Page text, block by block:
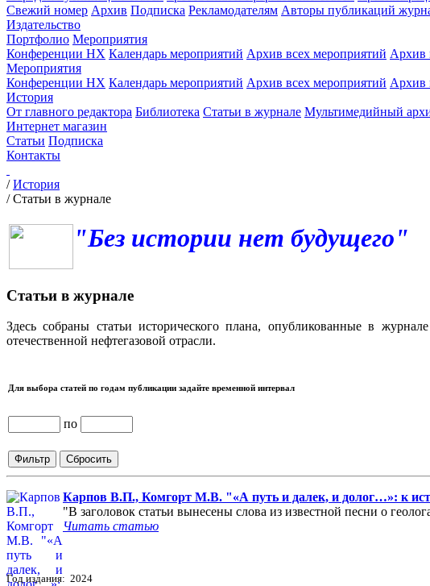
Свежий номер Архив Подписка Рекламодателям Авторы публикаций
Издательство
Портфолио Мероприятия
Конференции НХ Календарь мероприятий Архив всех мероприятий Архив
Мероприятия
Конференции НХ Календарь мероприятий Архив всех мероприятий Архив
История
От главного редактора Библиотека Статьи в журнале Мультимедийный
Интернет магазин
Статьи Подписка
Контакты
/История
/Статьи в журнале
"Без истории нет будущего"
Статьи в журнале
Здесь собраны статьи исторического плана, опубликованные в
отечественной нефтегазовой отрасли.
Для выбора статей по годам публикации задайте временной интервал
по
Карпов В.П., Комгорт М.В. "«А путь и далек, и долог…»: к
"В заголовок статьи вынесены слова из известной песни о
Читать статью
Год издания: 2024